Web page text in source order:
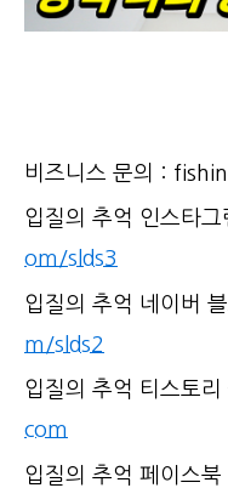
비즈니스 문의 :
입질의 추억 인스타그
om/slds3
입질의 추억 네이버
m/slds2
입질의 추억 티스토리
com
입질의 추억 페이스북